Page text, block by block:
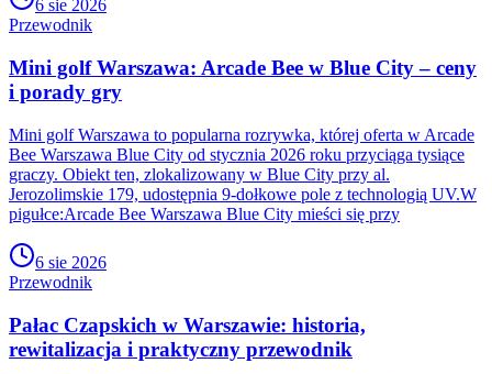
6 sie 2026
Przewodnik
Mini golf Warszawa: Arcade Bee w Blue City – ceny
i porady gry
Mini golf Warszawa to popularna rozrywka, której oferta w Arcade
Bee Warszawa Blue City od stycznia 2026 roku przyciąga tysiące
graczy. Obiekt ten, zlokalizowany w Blue City przy al.
Jerozolimskie 179, udostępnia 9-dołkowe pole z technologią UV.W
pigułce:Arcade Bee Warszawa Blue City mieści się przy
6 sie 2026
Przewodnik
Pałac Czapskich w Warszawie: historia,
rewitalizacja i praktyczny przewodnik